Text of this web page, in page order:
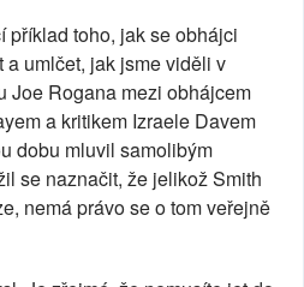
příklad toho, jak se obhájci
umlčet, jak jsme viděli v
Joe Rogana mezi obhájcem
a kritikem Izraele Davem
dobu mluvil samolibým
se naznačit, že jelikož Smith
nemá právo se o tom veřejně